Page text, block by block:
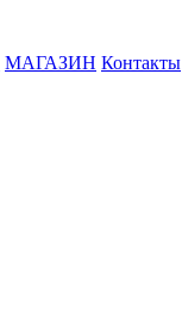
МАГАЗИН Контакты